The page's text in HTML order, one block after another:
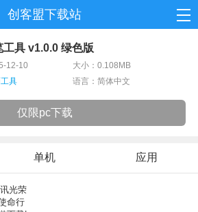
创客盟下载站
资讯
工具 v1.0.0 绿色版
12-10
大小：0.108MB
具 语言：简体中文
仅限pc下载
单机 应用